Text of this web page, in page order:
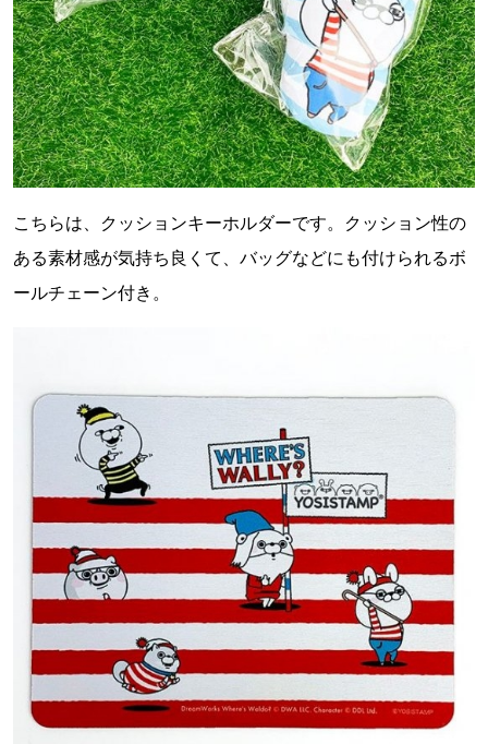
こちらは、クッションキーホルダーです。クッション性の
ある素材感が気持ち良くて、バッグなどにも付けられるボ
ールチェーン付き。